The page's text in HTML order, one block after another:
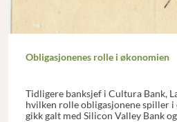
Obligasjonenes rolle i økonomien
Tidligere banksjef i Cultura Bank,
hvilken rolle obligasjonene spiller
gikk galt med Silicon Valley Bank